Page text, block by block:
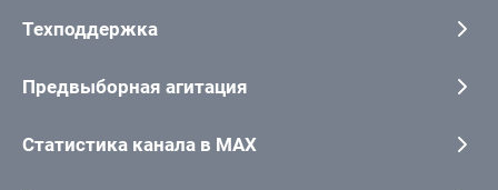
Техподдержка
Предвыборная агитация
Статистика канала в MAX